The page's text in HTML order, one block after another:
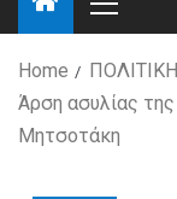
Home
ΠΟΛΙΤΙΚΗ
Άρση ασυλίας
Μητσοτάκη